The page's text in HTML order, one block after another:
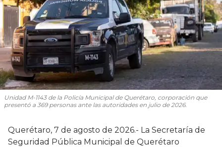
Unidad M-1143 de la Policía Municipal de Querétaro, corporación que
presentó a 369 personas ante las autoridades en julio de 2026.
Querétaro, 7 de agosto de 2026.- La Secretaría de
Seguridad Pública Municipal de Querétaro